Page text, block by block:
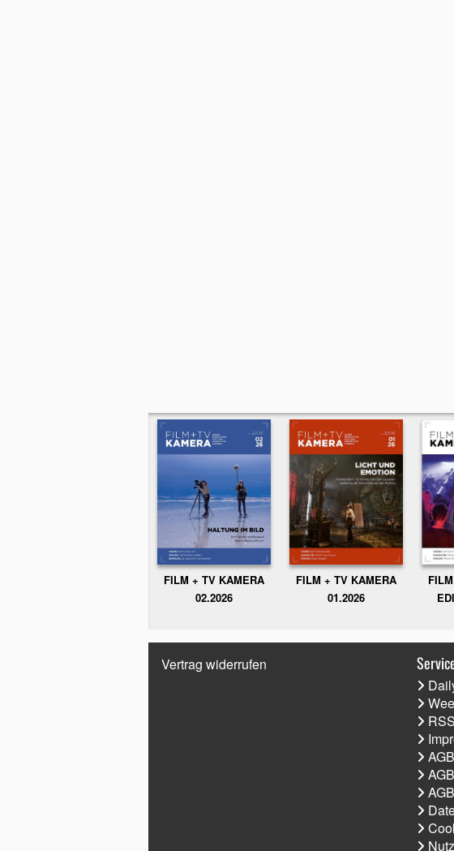
FILM + TV KAMERA
02.2026
FILM + TV KAMERA
01.2026
Vertrag widerrufen